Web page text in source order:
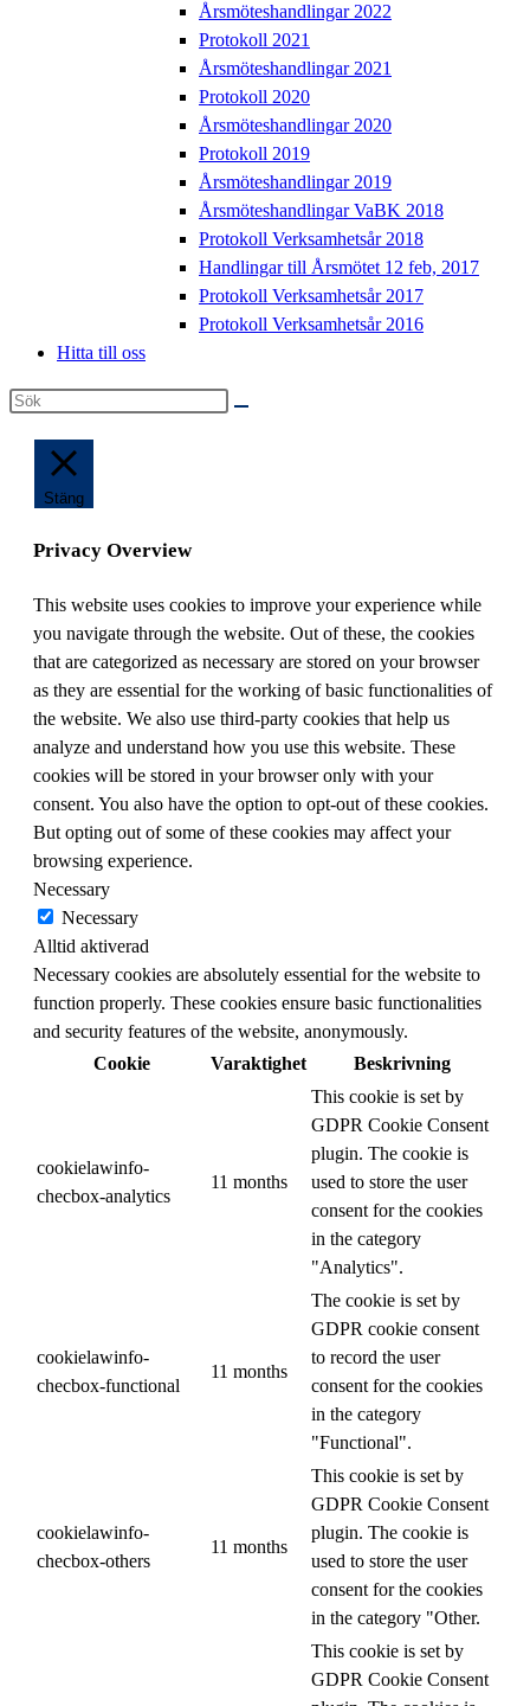
Årsmöteshandlingar 2022
Protokoll 2021
Årsmöteshandlingar 2021
Protokoll 2020
Årsmöteshandlingar 2020
Protokoll 2019
Årsmöteshandlingar 2019
Årsmöteshandlingar VaBK 2018
Protokoll Verksamhetsår 2018
Handlingar till Årsmötet 12 feb, 2017
Protokoll Verksamhetsår 2017
Protokoll Verksamhetsår 2016
Hitta till oss
Sök
denna
Stäng
Privacy Overview
This website uses cookies to improve your experience while
you navigate through the website. Out of these, the cookies
that are categorized as necessary are stored on your browser
as they are essential for the working of basic functionalities of
the website. We also use third-party cookies that help us
analyze and understand how you use this website. These
cookies will be stored in your browser only with your
consent. You also have the option to opt-out of these cookies.
But opting out of some of these cookies may affect your
browsing experience.
Necessary
Necessary
Alltid aktiverad
Necessary cookies are absolutely essential for the website to
function properly. These cookies ensure basic functionalities
and security features of the website, anonymously.
Cookie
Varaktighet Beskrivning
cookielawinfo-
checbox-analytics
11 months
This cookie is set by
GDPR Cookie Consent
plugin. The cookie is
used to store the user
consent for the cookies
in the category
"Analytics".
cookielawinfo-
checbox-functional
11 months
The cookie is set by
GDPR cookie consent
to record the user
consent for the cookies
in the category
"Functional".
cookielawinfo-
checbox-others
11 months
This cookie is set by
GDPR Cookie Consent
plugin. The cookie is
used to store the user
consent for the cookies
in the category "Other.
This cookie is set by
GDPR Cookie Consent